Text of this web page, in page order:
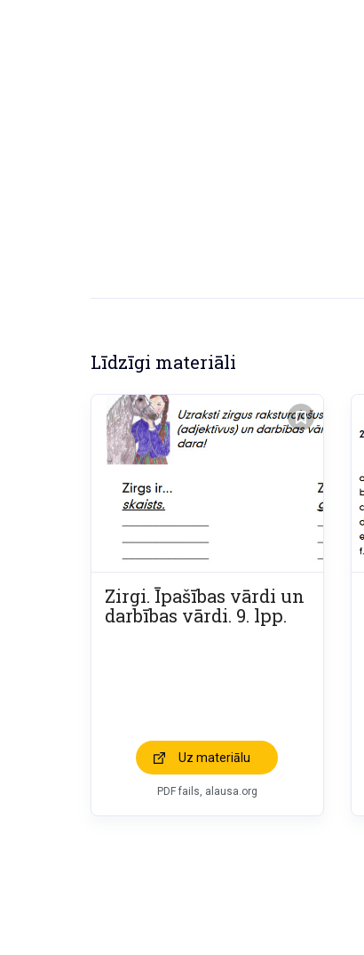
Līdzīgi materiāli
Zirgi. Īpašības vārdi un
darbības vārdi. 9. lpp.
Uz materiālu
PDF fails, alausa.org